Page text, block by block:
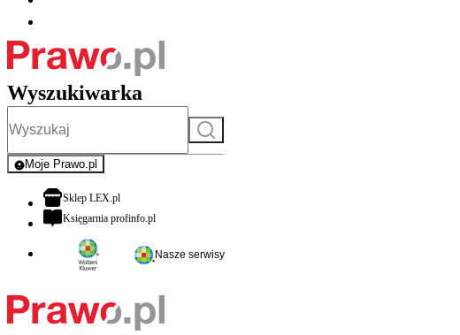
Wyszukiwarka
Szukaj
Moje Prawo.pl
- rejestracja i logowanie do serwisu
Sklep LEX.plotwiera się w nowej karcie
Księgarnia profinfo.plotwiera się w nowej karcie
Nasze serwisy